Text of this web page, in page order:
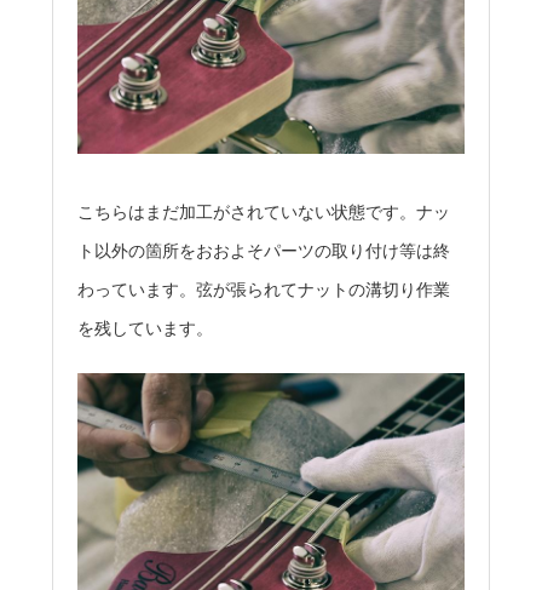
こちらはまだ加工がされていない状態です。ナッ
ト以外の箇所をおおよそパーツの取り付け等は終
わっています。弦が張られてナットの溝切り作業
を残しています。